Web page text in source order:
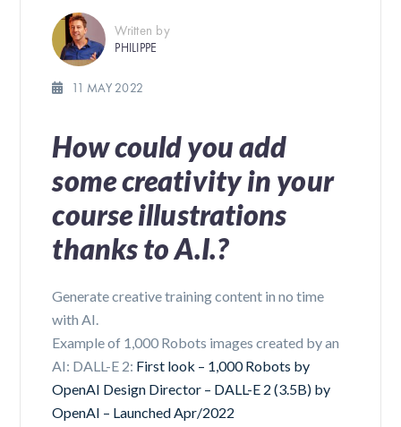
Written by
PHILIPPE
11 MAY 2022
How could you add
some creativity in your
course illustrations
thanks to A.I.?
Generate creative training content in no time
with AI.
Example of 1,000 Robots images created by an
AI: DALL-E 2: First look – 1,000 Robots by
OpenAI Design Director – DALL-E 2 (3.5B) by
OpenAI – Launched Apr/2022